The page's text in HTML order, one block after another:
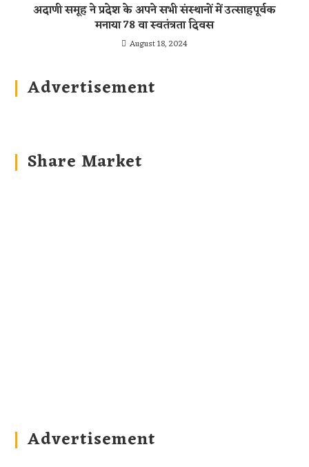
अदाणी समूह ने प्रदेश के अपने सभी संस्थानों में उत्साहपूर्वक
मनाया 78 वा स्वतंत्रता दिवस
August 18, 2024
Advertisement
Share Market
Advertisement